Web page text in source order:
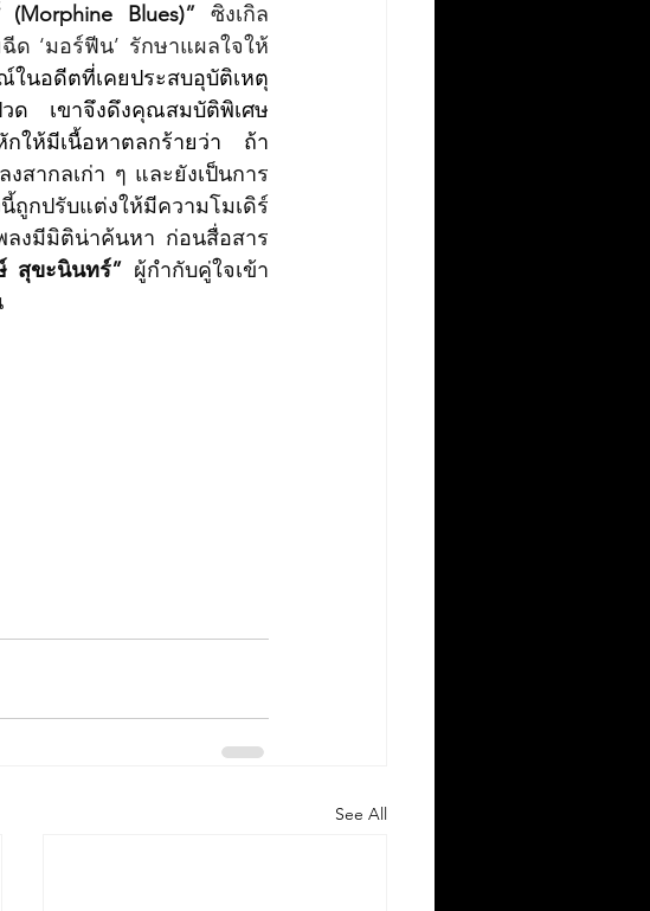
Blues)” ซิงเกิล
ด ‘มอร์ฟีน’ รักษาแผลใจให้
ในอดีตที่เคยประสบอุบัติเหตุ
ด เขาจึงดึงคุณสมบัติพิเศษ
ให้มีเนื้อหาตลกร้ายว่า ถ้า
สากลเก่า ๆ และยังเป็นการ
กปรับแต่งให้มีความโมเดิร์
ลงมีมิติน่าค้นหา ก่อนสื่อสาร
สุขะนินทร์” ผู้กำกับคู่ใจเข้า
See All